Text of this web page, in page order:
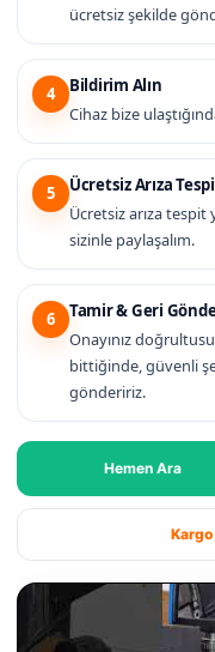
ücretsiz şekilde
4
Bildirim Alın
Cihaz bize
5
Ücretsiz Arıza
Ücretsiz arıza
sizinle paylaşalım.
6
Tamir & Geri
Onayınız
bittiğinde, güvenli
göndeririz.
Hemen Ara